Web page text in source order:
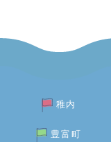
稚内
豊富町